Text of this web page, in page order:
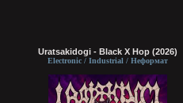
Uratsakidogi - Black X Hop (2026)
Electronic / Industrial / Неформат